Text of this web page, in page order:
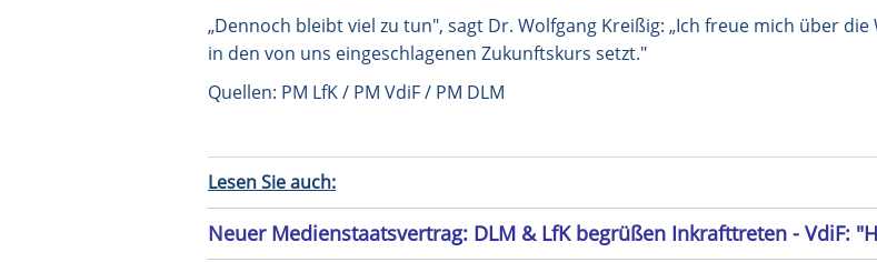
„Dennoch bleibt viel zu tun", sagt Dr. Wolfgang Kreißig: „Ich freue mich über
in den von uns eingeschlagenen Zukunftskurs setzt."
Quellen: PM LfK / PM VdiF / PM DLM
Lesen Sie auch:
Neuer Medienstaatsvertrag: DLM & LfK begrüßen Inkrafttreten - VdiF: